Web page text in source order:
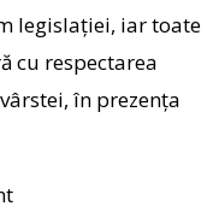
legislației, iar toate
cu respectarea
în prezența